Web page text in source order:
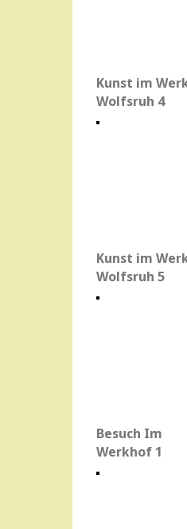
Kunst im
Wolfsruh 4
Kunst im
Wolfsruh 5
Besuch Im
Werkhof 1